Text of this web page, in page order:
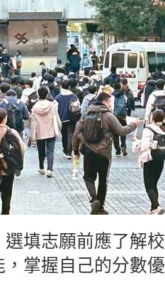
選填志願前應了解
，掌握自己的分數